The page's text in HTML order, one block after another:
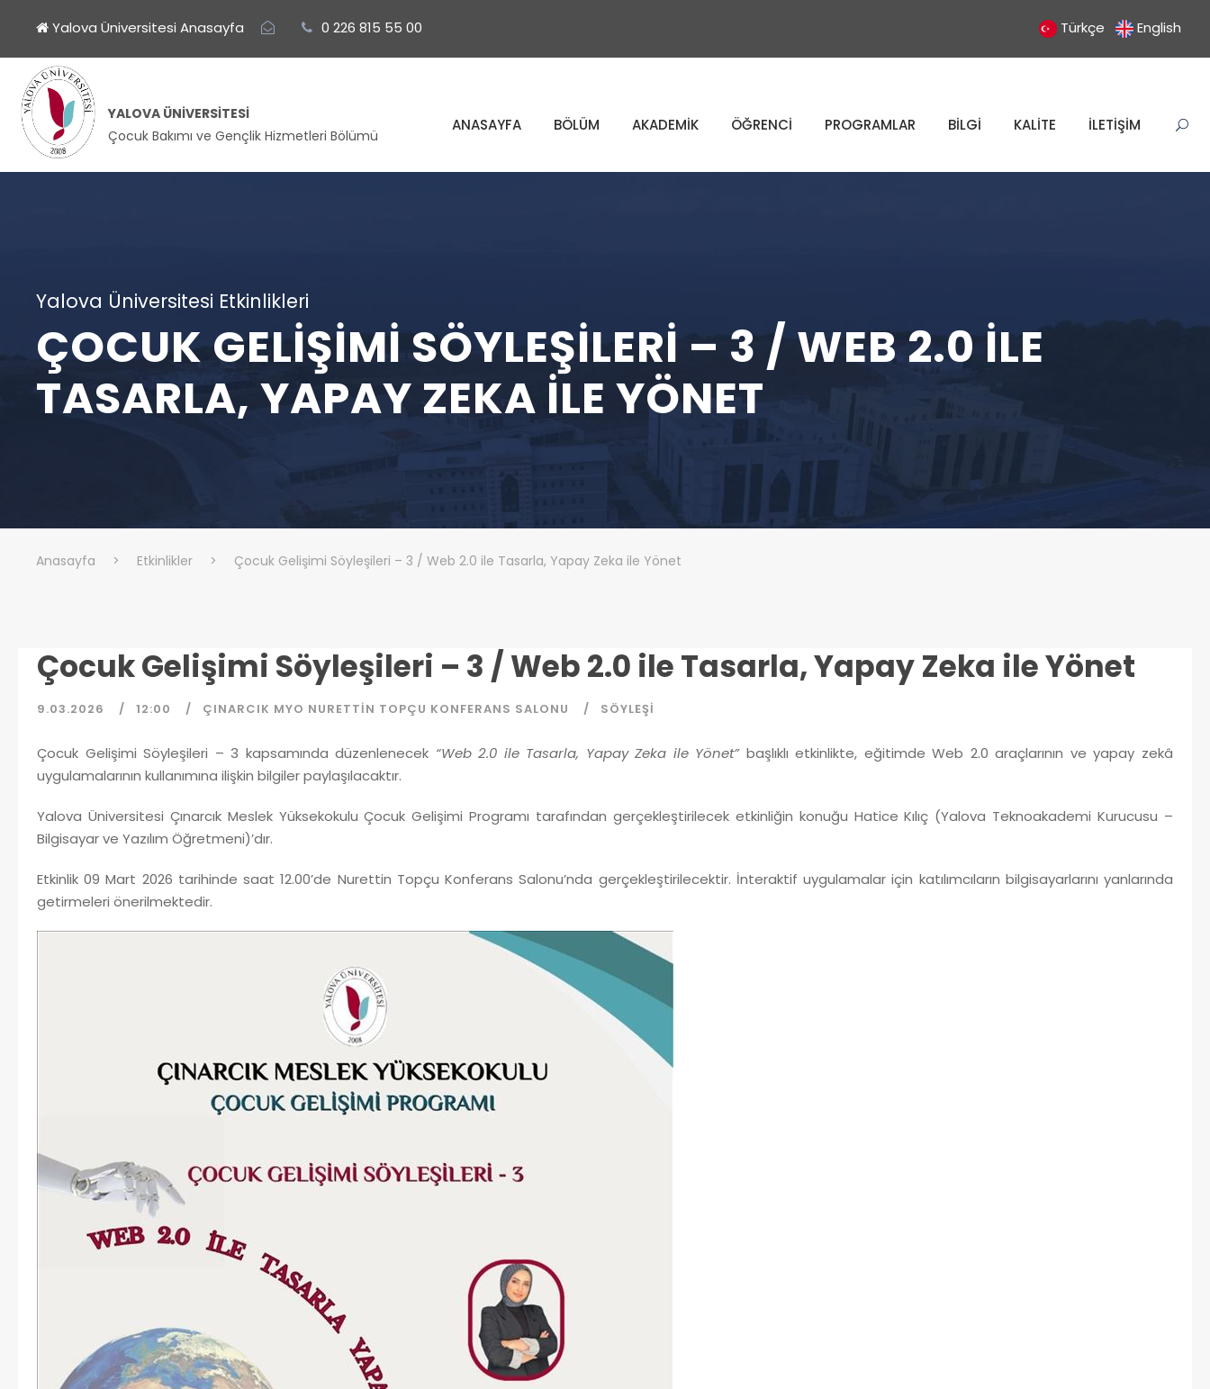
Yalova Üniversitesi Anasayfa 0 226 815 55 00 Türkçe English
YALOVA ÜNIVERSITESI
Çocuk Bakımı ve Gençlik Hizmetleri Bölümü
ANASAYFA BÖLÜM AKADEMİK ÖĞRENCİ PROGRAMLAR BİLGİ KALİTE İLETİŞİM
Yalova Üniversitesi Etkinlikleri
ÇOCUK GELIŞIMI SÖYLEŞILERI – 3 / WEB 2.0 ILE
TASARLA, YAPAY ZEKA ILE YÖNET
Anasayfa > Etkinlikler > Çocuk Gelişimi Söyleşileri – 3 / Web 2.0 ile Tasarla, Yapay Zeka ile Yönet
Çocuk Gelişimi Söyleşileri – 3 / Web 2.0 ile Tasarla, Yapay Zeka ile Yönet
9.03.2026 12:00 ÇINARCIK MYO NURETTIN TOPÇU KONFERANS SALONU SÖYLEŞI
Çocuk Gelişimi Söyleşileri – 3 kapsamında düzenlenecek “Web 2.0 ile Tasarla, Yapay Zeka ile Yönet”başlıklı etkinlikte, eğitimde Web 2.0 araçlarının ve yapay zekâ
uygulamalarının kullanımına ilişkin bilgiler paylaşılacaktır.
Yalova Üniversitesi Çınarcık Meslek Yüksekokulu Çocuk Gelişimi Programı tarafından gerçekleştirilecek etkinliğin konuğu Hatice Kılıç (Yalova Teknoakademi Kurucusu –
Bilgisayar ve Yazılım Öğretmeni)’dır.
Etkinlik 09 Mart 2026 tarihinde saat 12.00’de Nurettin Topçu Konferans Salonu’nda gerçekleştirilecektir. İnteraktif uygulamalar için katılımcıların bilgisayarlarını yanlarında
getirmeleri önerilmektedir.